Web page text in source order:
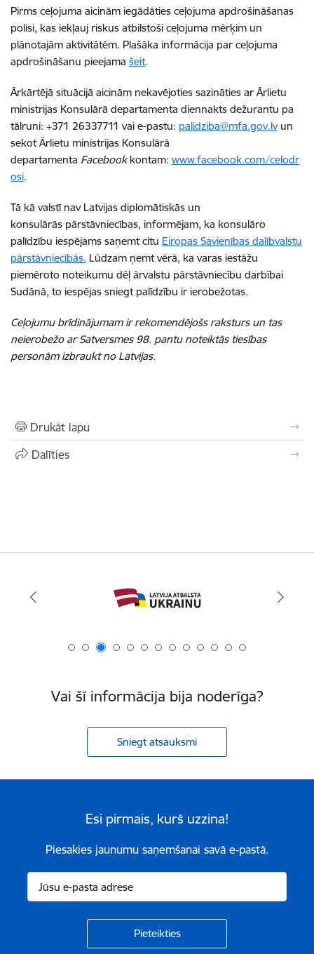
Pirms ceļojuma aicinām iegādāties ceļojuma apdrošināšanas
polisi, kas iekļauj riskus atbilstoši ceļojuma mērķim un
plānotajām aktivitātēm. Plašāka informācija par ceļojuma
apdrošināšanu pieejama šeit.
Ārkārtējā situācijā aicinām nekavējoties sazināties ar Ārlietu
ministrijas Konsulārā departamenta diennakts dežurantu pa
tālruni: +371 26337711 vai e-pastu: palidziba@mfa.gov.lvun
sekot Ārlietu ministrijas Konsulārā
departamenta Facebookkontam: www.facebook.com/celodr
osi.
Tā kā valstī nav Latvijas diplomātiskās un
konsulārās pārstāvniecības, informējam, ka konsulāro
palīdzību iespējams saņemt citu Eiropas Savienības dalībvalstu
pārstāvniecībās. Lūdzam ņemt vērā, ka varas iestāžu
piemēroto noteikumu dēļ ārvalstu pārstāvniecību darbībai
Sudānā, to iespējas sniegt palīdzību ir ierobežotas.
Ceļojumu brīdinājumam ir rekomendējošs raksturs un tas
neierobežo ar Satversmes 98. pantu noteiktās tiesības
personām izbraukt no Latvijas.
Drukāt lapu
Dalīties
Vai šī informācija bija noderīga?
Sniegt atsauksmi
Esi pirmais, kurš uzzina!
Piesakies jaunumu saņemšanai savā e-pastā.